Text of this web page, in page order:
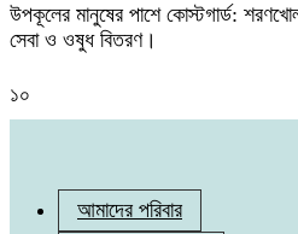
উপকূলের মানুষের পাশে কোস্টগার্ড:
সেবা ও ওষুধ বিতরণ।
১০
আমাদের পরিবার